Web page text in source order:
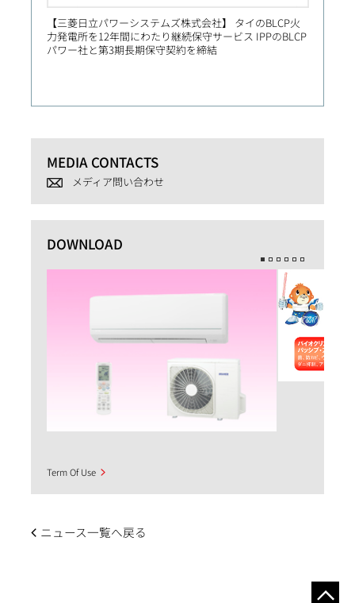
【三菱日立パワーシステムズ株式会社】 タイのBLCP火
力発電所を12年間にわたり継続保守サービス IPPのBLCP
パワー社と第3期長期保守契約を締結
MEDIA CONTACTS
メディア問い合わせ
DOWNLOAD
Term Of Use
ニュース一覧へ戻る